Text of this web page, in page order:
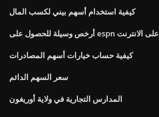
كيفية استخدام أسهم بيني لكسب المال
أرخص وسيلة للحصول على espn على الانترنت
كيفية حساب خيارات أسهم المصادرات
سعر السهم الدائم
المدارس التجارية في ولاية أوريغون